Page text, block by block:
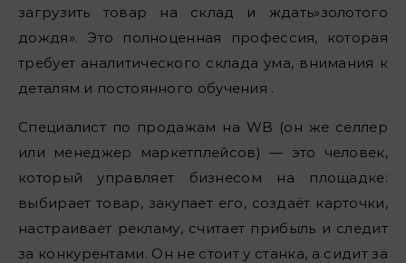
загрузить товар на склад и ждать»золотого
дождя». Это полноценная профессия, которая
требует аналитического склада ума, внимания к
деталям и постоянного обучения .
Специалист по продажам на WB (он же селлер
или менеджер маркетплейсов) — это человек,
который управляет бизнесом на площадке:
выбирает товар, закупает его, создаёт карточки,
настраивает рекламу, считает прибыль и следит
за конкурентами. Он не стоит у станка, а сидит за